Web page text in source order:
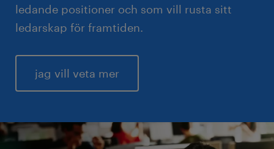
ledande positioner och som vill rusta sitt
ledarskap för framtiden.
jag vill veta mer